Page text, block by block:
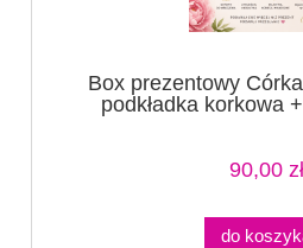
Box prezentowy
podkładka korkowa
90,00 zł
do